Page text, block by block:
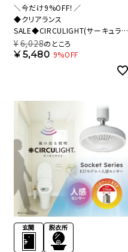
＼今だけ9%OFF！／
◆クリアランス
SALE◆CIRCULIGHT(サーキュライ
ト) ソケットシリーズ E26モデル 調
色タイプ ホワイト DSLS64CWH
¥6,028のところ
¥5,480 9%OFF